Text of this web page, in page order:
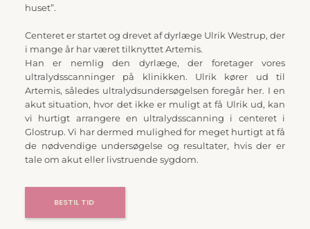
huset”.
Centeret er startet og drevet af dyrlæge Ulrik Westrup, der
i mange år har været tilknyttet Artemis.
Han er nemlig den dyrlæge, der foretager vores
ultralydsscanninger på klinikken. Ulrik kører ud til
Artemis, således ultralydsundersøgelsen foregår her. I en
akut situation, hvor det ikke er muligt at få Ulrik ud, kan
vi hurtigt arrangere en ultralydsscanning i centeret i
Glostrup. Vi har dermed mulighed for meget hurtigt at få
de nødvendige undersøgelse og resultater, hvis der er
tale om akut eller livstruende sygdom.
BESTIL TID